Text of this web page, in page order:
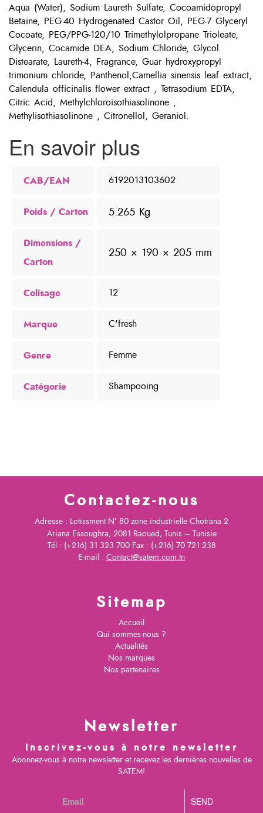
Aqua (Water), Sodium Laureth Sulfate, Cocoamidopropyl
Betaine, PEG-40 Hydrogenated Castor Oil, PEG-7 Glyceryl
Cocoate, PEG/PPG-120/10 Trimethylolpropane Trioleate,
Glycerin, Cocamide DEA, Sodium Chloride, Glycol
Distearate, Laureth-4, Fragrance, Guar hydroxypropyl
trimonium chloride, Panthenol,Camellia sinensis leaf extract,
Calendula officinalis flower extract , Tetrasodium EDTA,
Citric Acid, Methylchloroisothiasolinone ,
Methylisothiasolinone , Citronellol, Geraniol.
En savoir plus
CAB/EAN 6192013103602
Poids 5.265 Kg
Dimensions
250 × 190 × 205 mm
Colisage 12
Marque C'fresh
Genre Femme
Catégorie Shampooing
Contactez-nous
Adresse : Lotissment N° 80 zone industrielle Chotrana 2
Ariana Essoughra, 2081 Raoued, Tunis – Tunisie
Tél : (+216) 31 323 700 Fax : (+216) 70 721 238
E-mail : Contact@satem.com.tn
Sitemap
Accueil
Qui sommes-nous ?
Actualités
Nos marques
Nos partenaires
Newsletter
Inscrivez-vous à notre newsletter
Abonnez-vous à notre newsletter et recevez les dernières nouvelles de
SATEM!